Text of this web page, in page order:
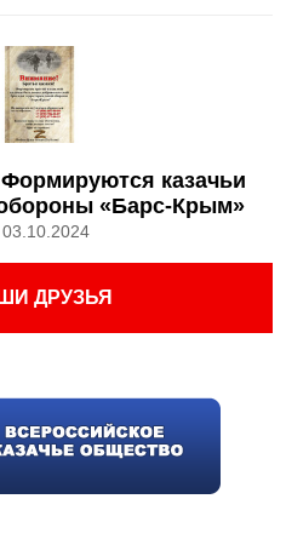
казачьи
«Барс-Крым»
03.10.2024
ДРУЗЬЯ